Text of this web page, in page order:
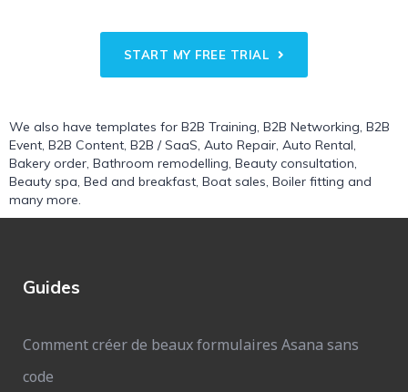
START MY FREE TRIAL
We also have templates for B2B Training, B2B Networking, B2B
Event, B2B Content, B2B / SaaS, Auto Repair, Auto Rental,
Bakery order, Bathroom remodelling, Beauty consultation,
Beauty spa, Bed and breakfast, Boat sales, Boiler fitting and
many more.
Guides
Comment créer de beaux formulaires Asana sans
code